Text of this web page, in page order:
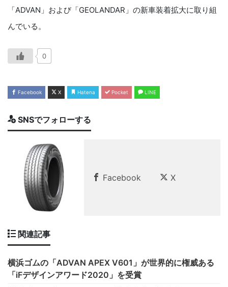
「ADVAN」および「GEOLANDAR」の新車装着拡大に取り組
んでいる。
0
Facebook X Hatena Pocket LINE
SNSでフォローする
Facebook X
関連記事
横浜ゴムの「ADVAN APEX V601」が世界的に権威ある
「iFデザインアワード2020」を受賞